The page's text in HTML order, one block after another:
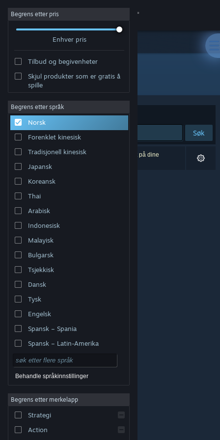
Logg inn
Om
Kundestøtte
Bytt språk
Skaff deg Steam-appen på mobil
Vis skrivebordsversjon
© Valve Corporation. Alle rettigheter reservert. Alle
Retningslinjer for personvern
Tilgjengelighet
|Steams abonnementsavtale
Refusjoner
Begrens etter pris
Enhver pris
Tilbud og begivenheter
Skjul produkter som er gratis å
spille
Begrens etter språk
Norsk
Forenklet kinesisk
Tradisjonell kinesisk
Japansk
Koreansk
Thai
Arabisk
Indonesisk
Malayisk
Bulgarsk
Tsjekkisk
Dansk
Tysk
Engelsk
Spansk – Spania
Spansk – Latin-Amerika
Behandle språkinnstillinger
Begrens etter merkelapp
Strategi
Action
Utvikler: GabiVlg
Sorter etter Relevans
Søk
0 treff på søket. 1 produkt er blitt utelukket basert på dine
innstillinger.